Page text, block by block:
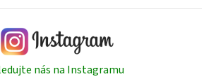
nás na Instagramu